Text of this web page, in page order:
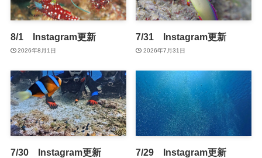
8/1 Instagram更新
2026年8月1日
7/31 Instagram更新
2026年7月31日
7/30 Instagram更新 7/29 Instagram更新